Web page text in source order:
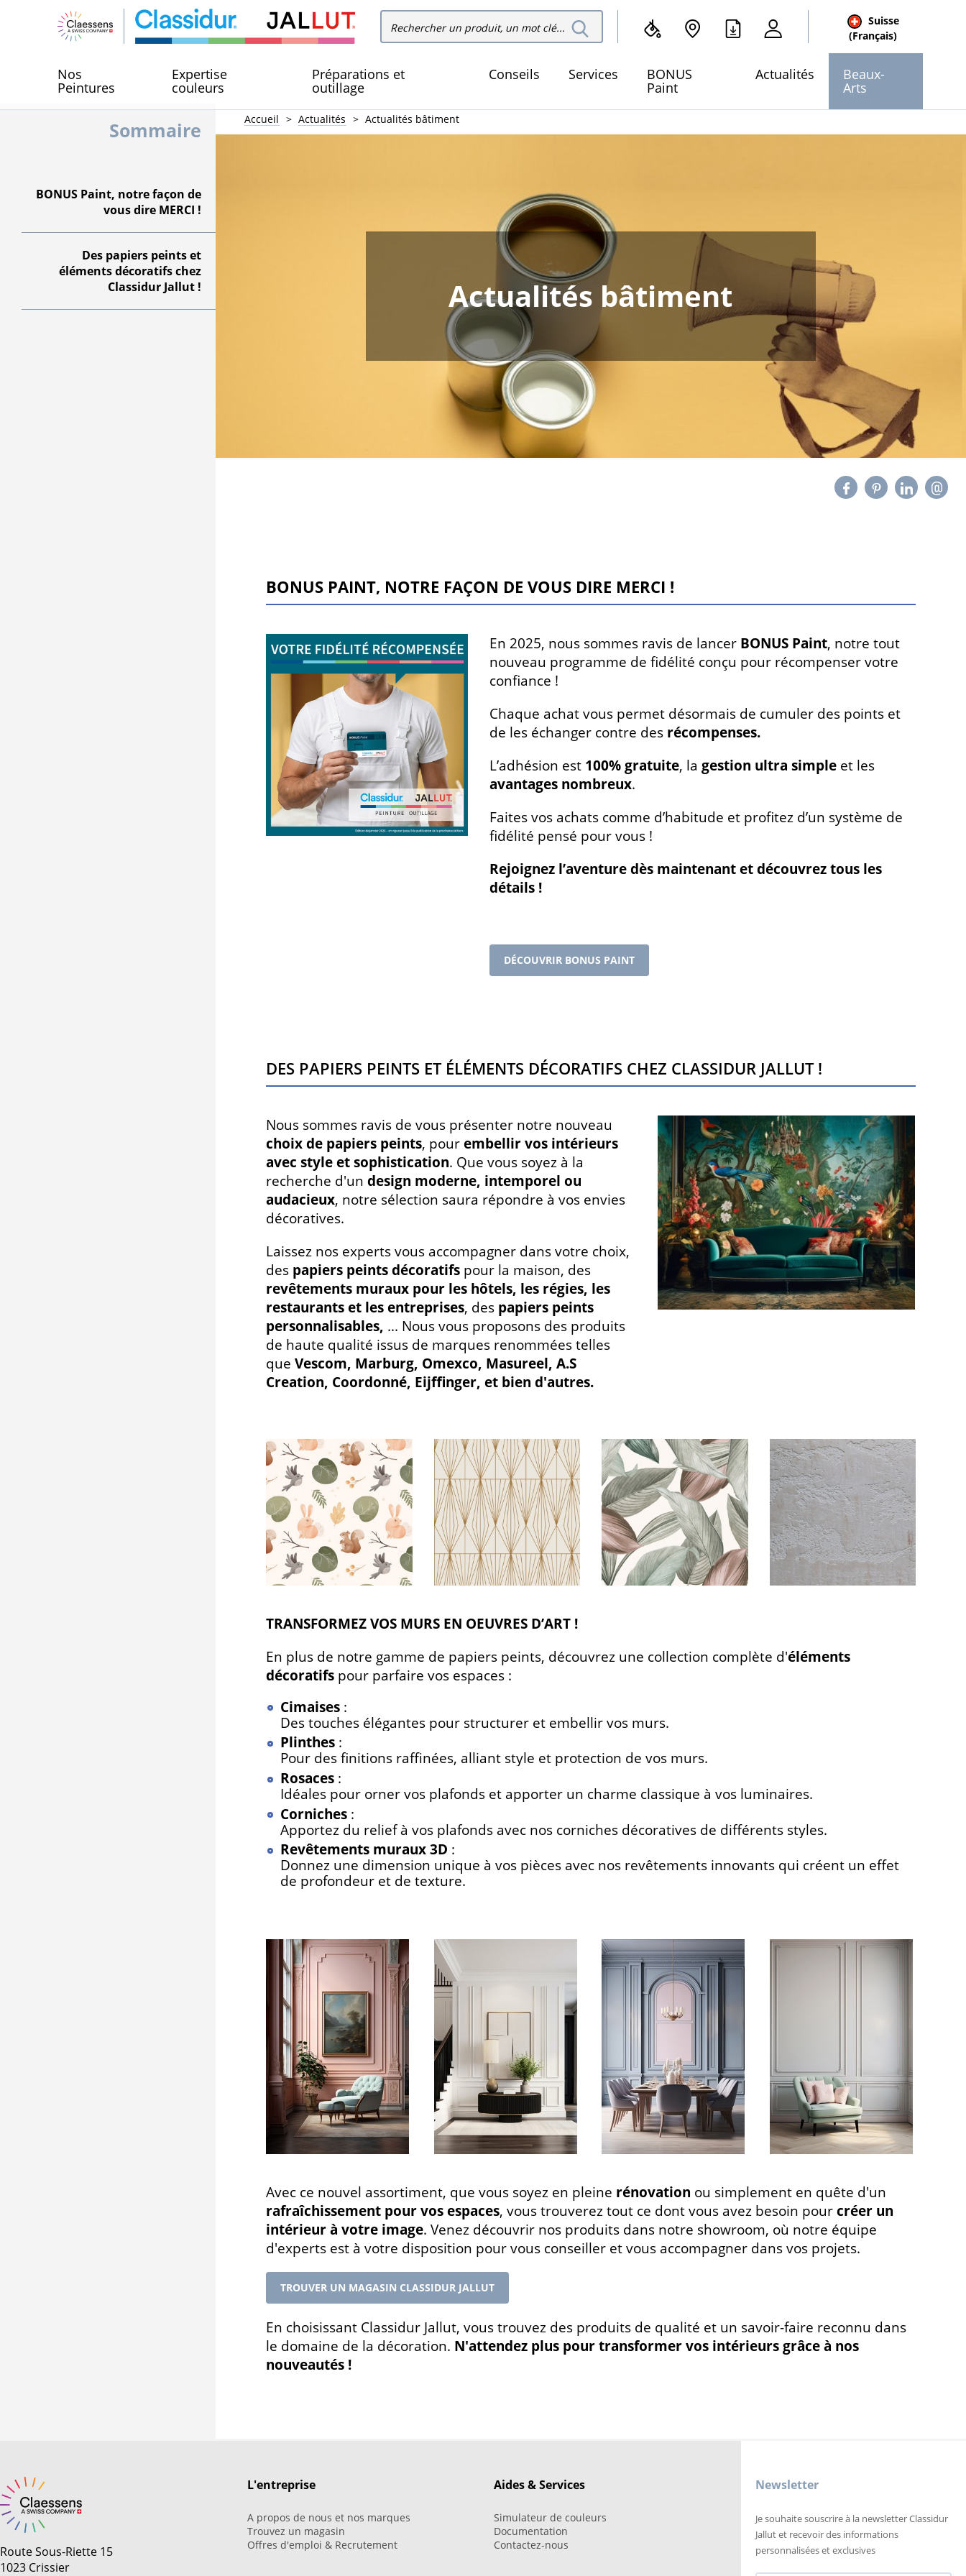
Rechercher dans le site
Rechercher
dans le site
Suisse
(Français)
Nos
Peintures
Expertise
couleurs
Préparations et
outillage
Conseils Services BONUS
Paint
Actualités Beaux-
Arts
Sommaire
BONUS Paint, notre façon de
vous dire MERCI !
Des papiers peints et
éléments décoratifs chez
Classidur Jallut !
Accueil Actualités Actualités bâtiment
Actualités bâtiment
BONUS Paint, notre façon de vous dire MERCI !
En 2025, nous sommes ravis de lancer BONUS Paint, notre tout
nouveau programme de fidélité conçu pour récompenser votre
confiance !
Chaque achat vous permet désormais de cumuler des points et
de les échanger contre des récompenses.
L’adhésion est 100% gratuite, lagestion ultra simple et les
avantages nombreux.
Faites vos achats comme d’habitude et profitez d’un système de
fidélité pensé pour vous !
Rejoignez l’aventure dès maintenant et découvrez tous les
détails !
DÉCOUVRIR BONUS PAINT
Des papiers peints et éléments décoratifs chez Classidur Jallut !
Nous sommes ravis de vous présenter notre nouveau
choix de papiers peints, pourembellir vos intérieurs
avec style et sophistication. Que vous soyez à la
recherche d'un design moderne, intemporel ou
audacieux, notre sélection saura répondre à vos envies
décoratives.
Laissez nos experts vous accompagner dans votre choix,
des papiers peints décoratifs pour la maison, des
revêtements muraux pour les hôtels, les régies, les
restaurants et les entreprises, des papiers peints
personnalisables, ... Nous vous proposons des produits
de haute qualité issus de marques renommées telles
que Vescom, Marburg, Omexco, Masureel, A.S
Creation, Coordonné, Eijffinger, et bien d'autres.
TRANSFORMEZ VOS MURS EN OEUVRES D’ART !
En plus de notre gamme de papiers peints, découvrez une collection complète d'éléments
décoratifs pour parfaire vos espaces :
Cimaises :
Des touches élégantes pour structurer et embellir vos murs.
Plinthes :
Pour des finitions raffinées, alliant style et protection de vos murs.
Rosaces :
Idéales pour orner vos plafonds et apporter un charme classique à vos luminaires.
Corniches :
Apportez du relief à vos plafonds avec nos corniches décoratives de différents styles.
Revêtements muraux 3D :
Donnez une dimension unique à vos pièces avec nos revêtements innovants qui créent un effet
de profondeur et de texture.
Avec ce nouvel assortiment, que vous soyez en pleine rénovation ou simplement en quête d'un
rafraîchissement pour vos espaces, vous trouverez tout ce dont vous avez besoin pourcréer un
intérieur à votre image. Venez découvrir nos produits dans notre showroom, où notre équipe
d'experts est à votre disposition pour vous conseiller et vous accompagner dans vos projets.
TROUVER UN MAGASIN CLASSIDUR JALLUT
En choisissant Classidur Jallut, vous trouvez des produits de qualité et un savoir-faire reconnu dans
le domaine de la décoration. N'attendez plus pour transformer vos intérieurs grâce à nos
nouveautés !
Route Sous-Riette 15
1023 Crissier
L'entreprise
A propos de nous et nos marques
Trouvez un magasin
Offres d'emploi & Recrutement
Aides & Services
Simulateur de couleurs
Documentation
Contactez-nous
Newsletter
Je souhaite souscrire à la newsletter Classidur
Jallut et recevoir des informations
personnalisées et exclusives